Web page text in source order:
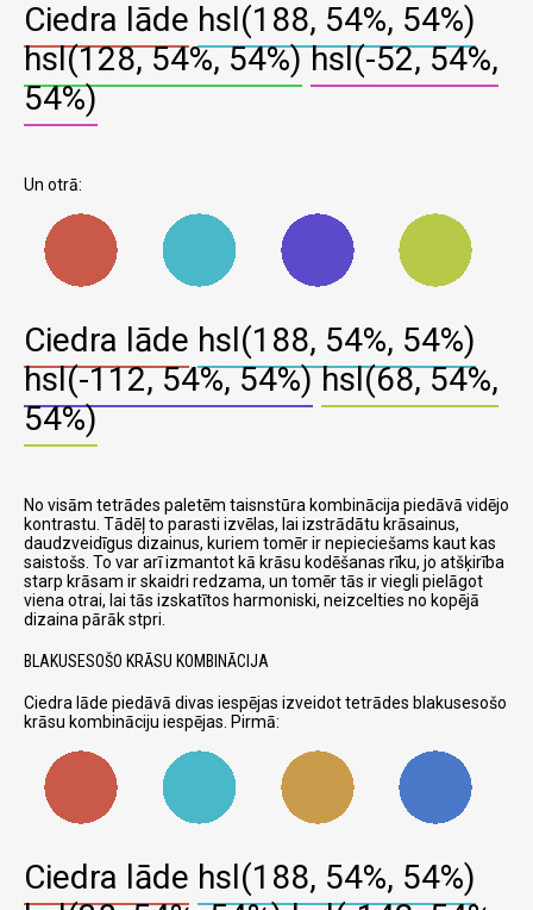
Ciedra lāde hsl(188, 54%, 54%)
hsl(128, 54%, 54%) hsl(-52, 54%,
54%)
Un otrā:
Ciedra lāde hsl(188, 54%, 54%)
hsl(-112, 54%, 54%) hsl(68, 54%,
54%)
No visām tetrādes paletēm taisnstūra kombinācija piedāvā vidējo
kontrastu. Tādēļ to parasti izvēlas, lai izstrādātu krāsainus,
daudzveidīgus dizainus, kuriem tomēr ir nepieciešams kaut kas
saistošs. To var arī izmantot kā krāsu kodēšanas rīku, jo atšķirība
starp krāsam ir skaidri redzama, un tomēr tās ir viegli pielāgot
viena otrai, lai tās izskatītos harmoniski, neizcelties no kopējā
dizaina pārāk stpri.
BLAKUSESOŠO KRĀSU KOMBINĀCIJA
Ciedra lāde piedāvā divas iespējas izveidot tetrādes blakusesošo
krāsu kombināciju iespējas. Pirmā:
Ciedra lāde hsl(188, 54%, 54%)